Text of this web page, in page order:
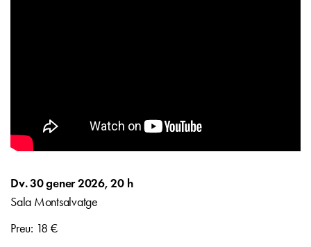
Dv. 30 gener 2026, 20 h
Sala Montsalvatge
Preu: 18 €